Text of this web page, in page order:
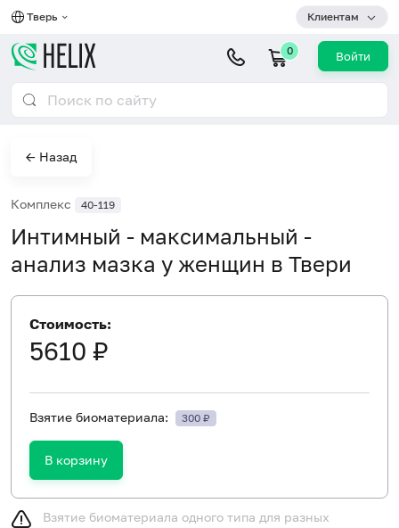
Тверь Клиентам
0 Войти
← Назад
Комплекс 40-119
Интимный - максимальный -
анализ мазка у женщин в Твери
Стоимость:
5610 ₽
Взятие биоматериала: 300 ₽
В корзину
Взятие биоматериала одного типа для разных